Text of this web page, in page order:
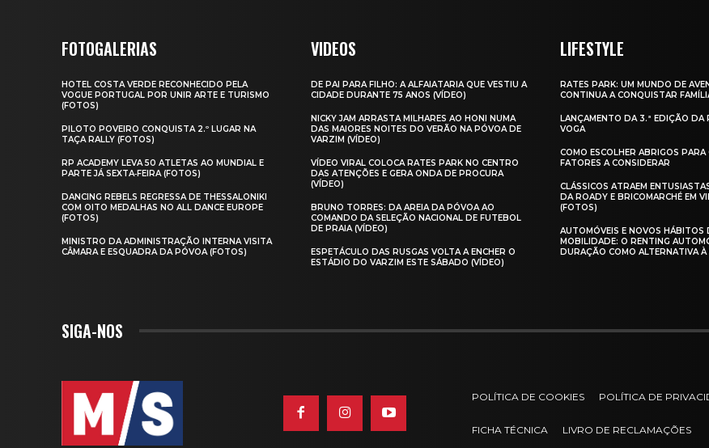
FOTOGALERIAS
HOTEL COSTA VERDE RECONHECIDO PELA
VOGUE PORTUGAL POR UNIR ARTE E TURISMO
(FOTOS)
PILOTO POVEIRO CONQUISTA 2.º LUGAR NA
TAÇA RALLY (FOTOS)
RP ACADEMY LEVA 50 ATLETAS AO MUNDIAL E
PARTE JÁ SEXTA‑FEIRA (FOTOS)
DANCING REBELS REGRESSA DE THESSALONIKI
COM OITO MEDALHAS NO ALL DANCE EUROPE
(FOTOS)
MINISTRO DA ADMINISTRAÇÃO INTERNA VISITA
CÂMARA E ESQUADRA DA PÓVOA (FOTOS)
VIDEOS
DE PAI PARA FILHO: A ALFAIATARIA QUE VESTIU A
CIDADE DURANTE 75 ANOS (VÍDEO)
NICKY JAM ARRASTA MILHARES AO HONI NUMA
DAS MAIORES NOITES DO VERÃO NA PÓVOA DE
VARZIM (VÍDEO)
VÍDEO VIRAL COLOCA RATES PARK NO CENTRO
DAS ATENÇÕES E GERA ONDA DE PROCURA
(VÍDEO)
BRUNO TORRES: DA AREIA DA PÓVOA AO
COMANDO DA SELEÇÃO NACIONAL DE FUTEBOL
DE PRAIA (VÍDEO)
ESPETÁCULO DAS RUSGAS VOLTA A ENCHER O
ESTÁDIO DO VARZIM ESTE SÁBADO (VÍDEO)
LIFESTYLE
RATES PARK: UM MUNDO DE
CONTINUA A CONQUISTAR
LANÇAMENTO DA 3.ª EDIÇÃO DA
VOGA
COMO ESCOLHER ABRIGOS PARA
FATORES A CONSIDERAR
CLÁSSICOS ATRAEM
DA ROADY E BRICOMARCHÉ EM
(FOTOS)
AUTOMÓVEIS E NOVOS HÁBITOS
MOBILIDADE: O RENTING
DURAÇÃO COMO ALTERNATIVA À
SIGA-NOS
POLÍTICA DE COOKIES POLÍTICA DE
FICHA TÉCNICA LIVRO DE RECLAMAÇÕES